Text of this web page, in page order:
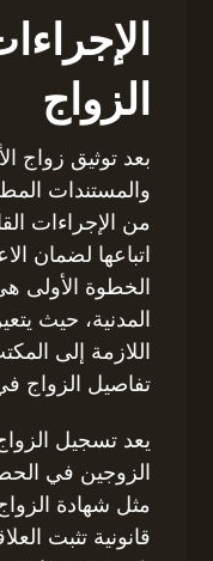
الزواج
والمستندات
من الإجراءات
اتباعها لضمان
الخطوة الأولى
المدنية، حيث
اللازمة إلى
تفاصيل الزواج
يعد تسجيل
الزوجين في
مثل شهادة
قانونية تثبت